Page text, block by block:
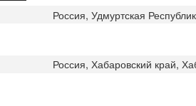
Россия, Удмуртская
Россия, Хабаровский край,